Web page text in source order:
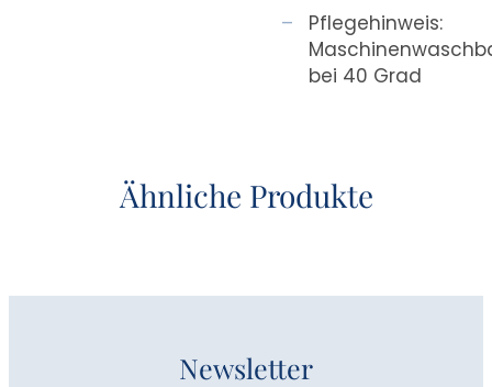
Pflegehinweis:
bei 40 Grad
Ähnliche Produkte
Newsletter